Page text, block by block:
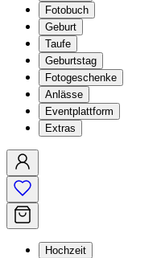
Fotobuch
Geburt
Taufe
Geburtstag
Fotogeschenke
Anlässe
Eventplattform
Extras
Hochzeit